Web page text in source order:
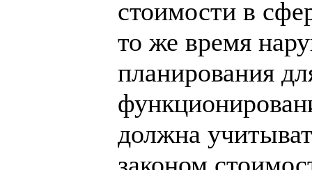
стоимости в
то же время
планирования
должна